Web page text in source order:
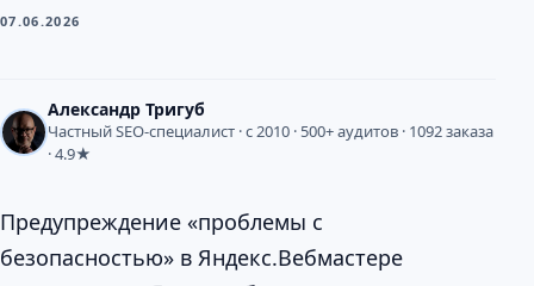
07.06.2026
Александр Тригуб
Частный SEO-специалист · с 2010 · 500+ аудитов · 1092 заказа
· 4.9★
Предупреждение «проблемы с
безопасностью» в Яндекс.Вебмастере